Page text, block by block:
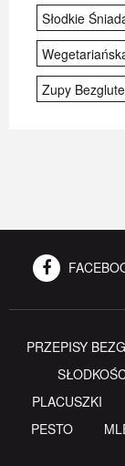
Słodkie
Zupy
PRZEPISY
PLACUSZKI
PESTO